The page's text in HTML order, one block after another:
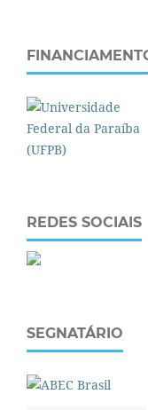
REDES SOCIAIS
SEGNATÁRIO